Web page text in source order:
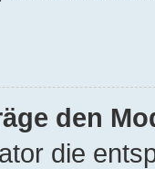
den
die